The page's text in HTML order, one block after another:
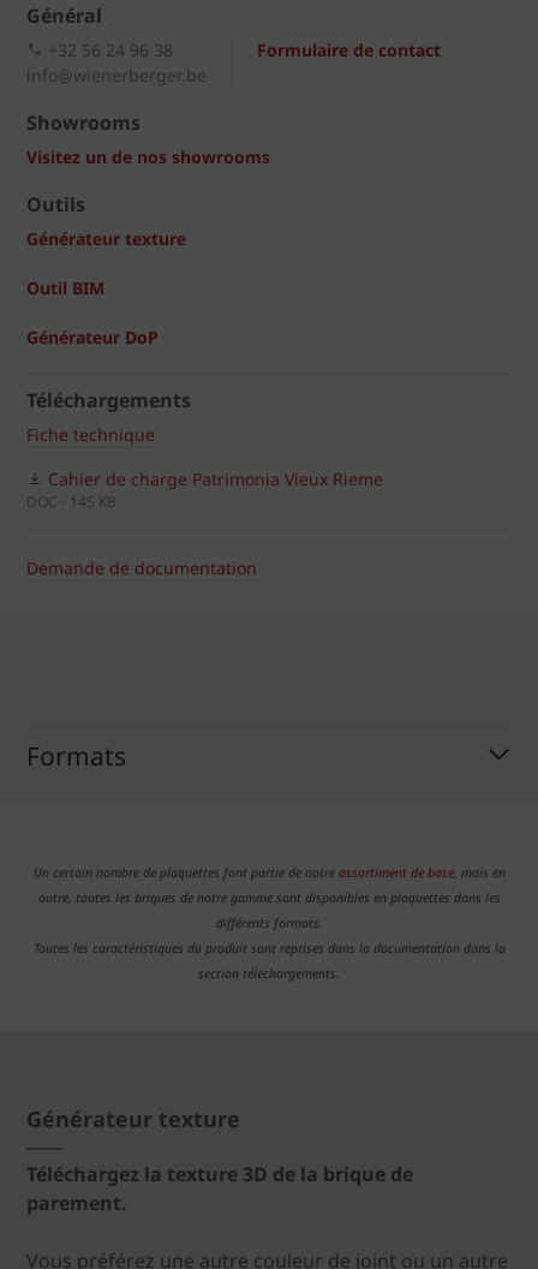
Général
Formulaire de contact
+32 56 24 96 38
info@wienerberger.be
Showrooms
Visitez un de nos showrooms
Outils
Générateur texture
Outil BIM
Générateur DoP
Téléchargements
Fiche technique
Cahier de charge Patrimonia Vieux Rieme
DOC - 145 KB
Demande de documentation
Formats
Un certain nombre de plaquettes font partie de notre assortiment de base, mais en
outre, toutes les briques de notre gamme sont disponibles en plaquettes dans les
différents formats.
Toutes les caractéristiques du produit sont reprises dans la documentation dans la
section téléchargements.
Générateur texture
Téléchargez la texture 3D de la brique de
parement.
Vous préférez une autre couleur de joint ou un autre